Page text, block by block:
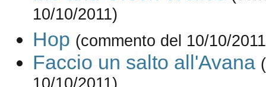
10/10/2011)
Hop (commento del 10/10/
Faccio un salto all'Avana